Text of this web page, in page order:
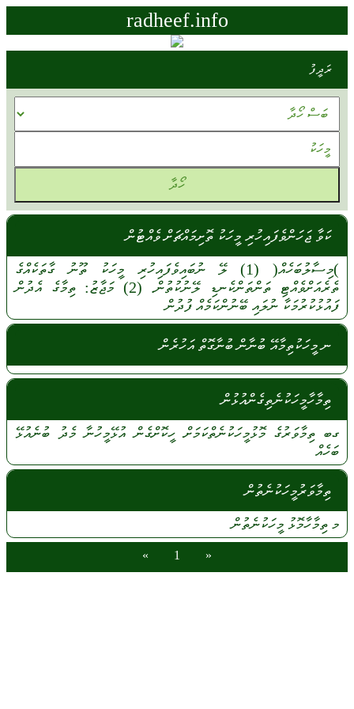
radheef.info
ރަދީފު
ކަވާ ޖަހަންވެފައިހުރި މީހަކު ތޮށިމައްޗަށް ވެއްޓުން
)މިސާލުބަހެއް( (1) ލޭނުބައިވެފައިހުރިމީހަކުތޫނުގާތަކެއްގެ
ތެރެއަށްވެއްޓިތަންތަންކެނޑިލޭނުކުތުން. (2) މަޖާޒު:ތިމާގެއެދުން
ފައުޅުކުރުމަކާ ނުލައިބޭނުންކަމެއް ފުދުން
ނ މީހަކުތިމާއޭ ބުނާން ބުނާގޮތް އަހުރެން
ތިމާހާމީހަކުނެތިގެންއުޅުން
ގބ ތިމާވަރުގެމޮޅުމީހަކުނެތްކަމަށް ހީކޮށްގެން އުޅޭމީހުނާމެދު ބުނެއުޅޭ
ބަހެއް
ތިމާވަރުމީހަކުނެތުން
މ ތިމާހާމޮޅު މީހަކުނެތުން
«
1
»